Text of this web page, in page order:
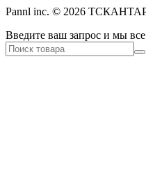
Pannl inc. © 2026
Введите ваш запрос и мы